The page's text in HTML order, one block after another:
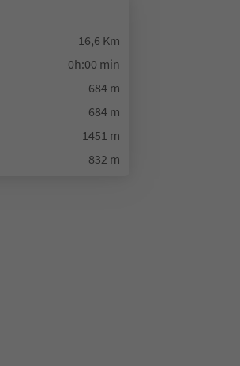
16,6 Km
0h:00 min
684 m
684 m
1451 m
832 m